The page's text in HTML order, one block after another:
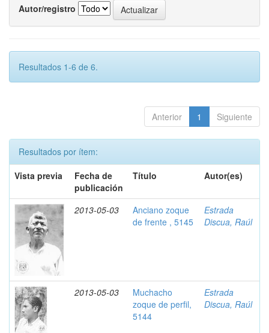
Autor/registro
Resultados 1-6 de 6.
Anterior 1 Siguiente
Resultados por ítem:
Vista previa
Fecha de
publicación
Título Autor(es)
2013-05-03
Anciano zoque
de frente , 5145
Estrada
Discua, Raúl
2013-05-03
Muchacho
zoque de perfil,
5144
Estrada
Discua, Raúl